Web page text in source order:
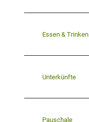
Essen & Trinken
Unterkünfte
Pauschale